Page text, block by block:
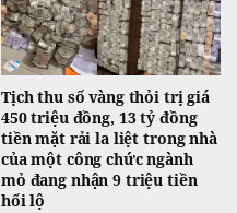
Tịch thu số vàng thỏi trị giá
450 triệu đồng, 13 tỷ đồng
tiền mặt rải la liệt trong nhà
của một công chức ngành
mỏ đang nhận 9 triệu tiền
hối lộ